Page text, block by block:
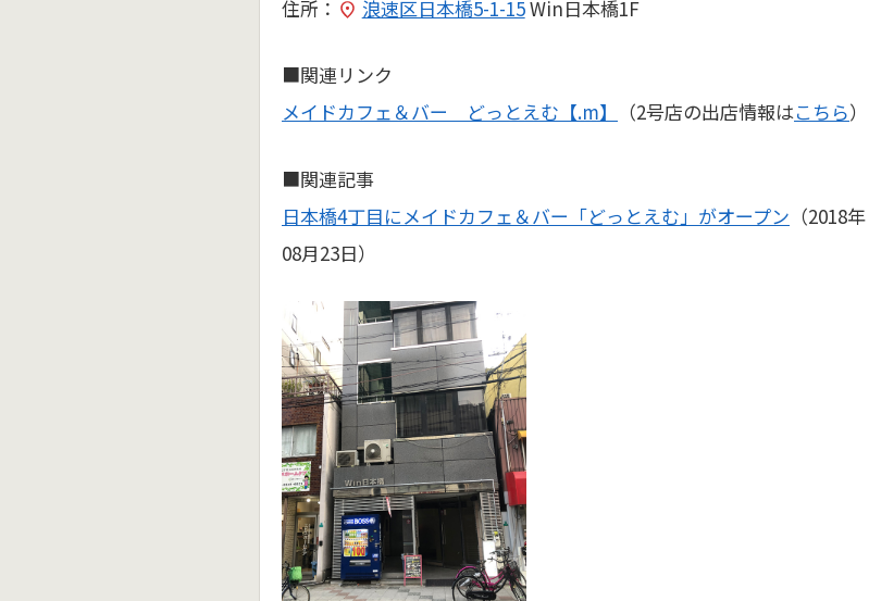
住所： 浪速区日本橋5-1-15Win日本橋1F
■関連リンク
メイドカフェ＆バー どっとえむ【.m】
（2号店の出店情報はこちら）
■関連記事
日本橋4丁目にメイドカフェ＆バー「どっとえむ」がオープン （2018年
08月23日）